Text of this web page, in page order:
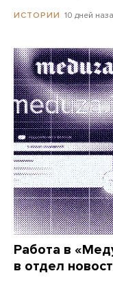
ИСТОРИИ 10 дней
Работа в
в отдел